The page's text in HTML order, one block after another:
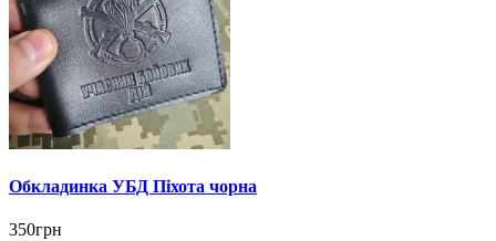
Обкладинка УБД Піхота чорна
350грн